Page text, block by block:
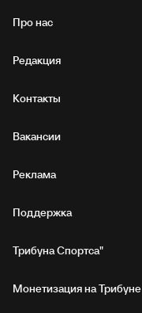
Про нас
Редакция
Контакты
Вакансии
Реклама
Поддержка
Трибуна Спортса"
Монетизация на Трибуне